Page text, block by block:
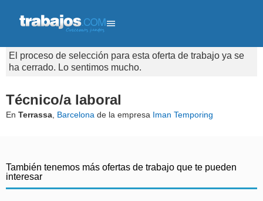
El proceso de selección para esta oferta de trabajo ya se
ha cerrado. Lo sentimos mucho.
Técnico/a laboral
En Terrassa Barcelona de la empresa Iman Temporing
También tenemos más ofertas de trabajo que te pueden
interesar